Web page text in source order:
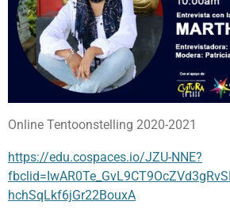
Online Tentoonstelling 2020-2021
https://edu.cospaces.io/JZU-NNE?
hchSqLkf6jGr22BouxA